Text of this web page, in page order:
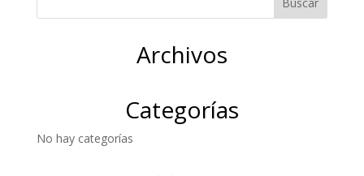
Archivos
Categorías
No hay categorías